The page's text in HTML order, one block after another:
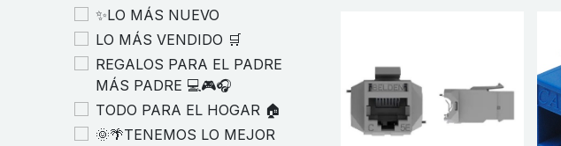
✨LO MÁS NUEVO
LO MÁS VENDIDO 🛒
REGALOS PARA EL PADRE
MÁS PADRE 💻🎮🎧
TODO PARA EL HOGAR 🏠
🌞🌴TENEMOS LO MEJOR